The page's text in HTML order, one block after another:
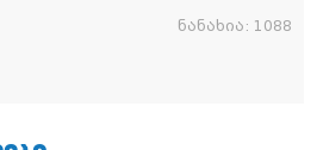
ნანახია: 1088